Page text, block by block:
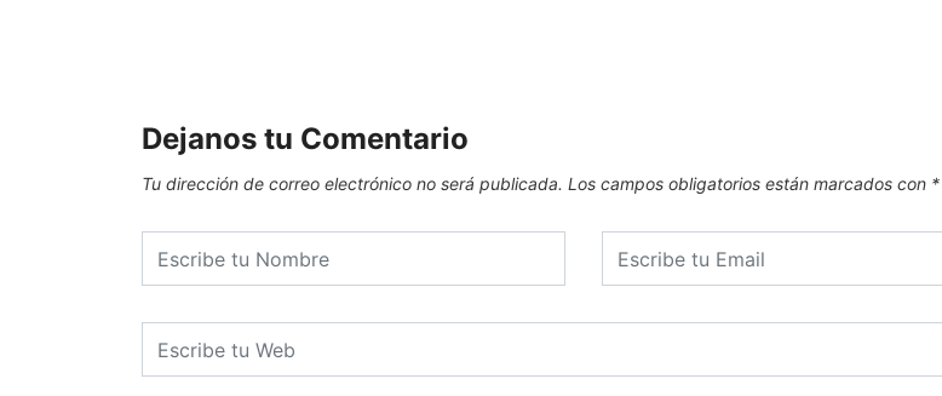
Dejanos tu Comentario
Tu dirección de correo electrónico no será publicada. Los campos obligatorios están marcados con *